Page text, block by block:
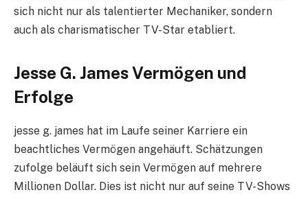
sich nicht nur als talentierter Mechaniker, sondern
auch als charismatischer TV-Star etabliert.
Jesse G. James Vermögen und
Erfolge
jesse g. james hat im Laufe seiner Karriere ein
beachtliches Vermögen angehäuft. Schätzungen
zufolge beläuft sich sein Vermögen auf mehrere
Millionen Dollar. Dies ist nicht nur auf seine TV-Shows